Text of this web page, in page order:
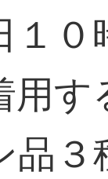
１
用
品